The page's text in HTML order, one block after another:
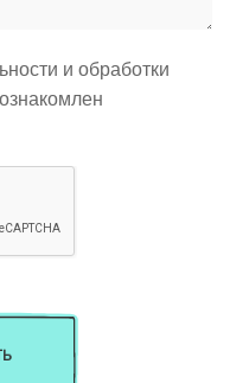
и обработки